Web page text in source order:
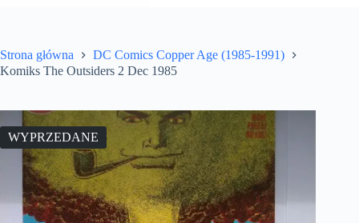
Strona główna
DC Comics Copper Age (1985-1991)
Komiks The Outsiders 2 Dec 1985
WYPRZEDANE